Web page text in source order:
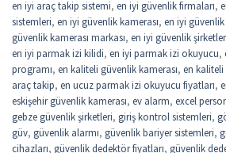
en iyi araç takip sistemi, en iyi güvenlik firmaları,
sistemleri, en iyi güvenlik kamerası, en iyi güvenlik
güvenlik kamerası markası, en iyi güvenlik
en iyi parmak izi kilidi, en iyi parmak izi okuyucu,
programı, en kaliteli güvenlik kamerası, en kaliteli
araç takip, en ucuz parmak izi okuyucu fiyatları,
eskişehir güvenlik kamerası, ev alarm, excel
gebze güvenlik şirketleri, giriş kontrol sistemleri,
güv, güvenlik alarmı, güvenlik bariyer sistemleri,
cihazları, güvenlik dedektör fiyatları, güvenlik